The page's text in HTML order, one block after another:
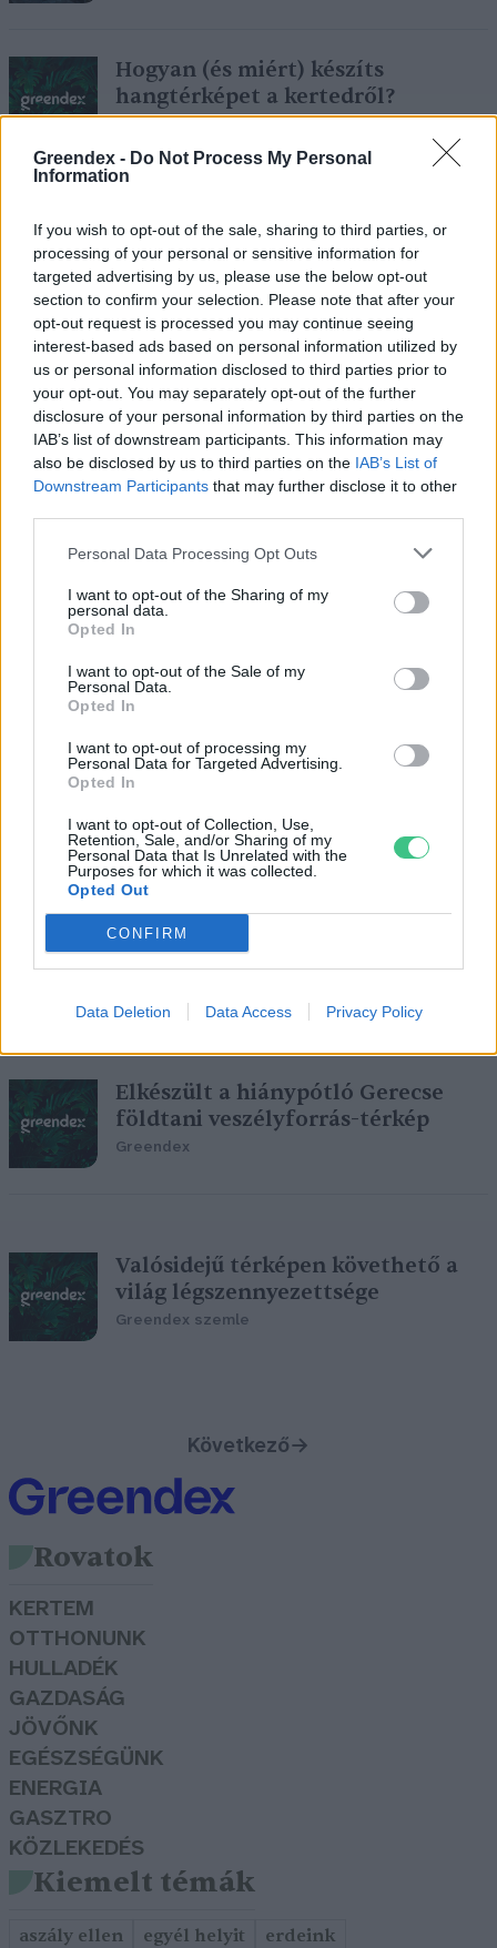
Greendex - Do Not Process My Personal
Information
If you wish to opt-out of the sale, sharing to third parties, or
processing of your personal or sensitive information for
targeted advertising by us, please use the below opt-out
section to confirm your selection. Please note that after your
opt-out request is processed you may continue seeing
interest-based ads based on personal information utilized by
us or personal information disclosed to third parties prior to
your opt-out. You may separately opt-out of the further
disclosure of your personal information by third parties on the
IAB’s list of downstream participants. This information may
also be disclosed by us to third parties on the IAB’s List of
Downstream Participants that may further disclose it to other
Personal Data Processing Opt Outs
I want to opt-out of the Sharing of my
personal data.
Opted In
I want to opt-out of the Sale of my
Personal Data.
Opted In
I want to opt-out of processing my
Personal Data for Targeted Advertising.
Opted In
I want to opt-out of Collection, Use,
Retention, Sale, and/or Sharing of my
Personal Data that Is Unrelated with the
Purposes for which it was collected.
Opted Out
CONFIRM
Data Deletion Data Access Privacy Policy
Hogyan (és miért) készíts
hangtérképet a kertedről?
található műanyaghulladékot az
űrből
Greendex
Már a levegőminőséget is
megjeleníti a Google Térkép
Greendex szemle
a Föld?
Greendex Szemle
Látványos térképeken az európai
nap- és szélerőművek
Különleges veszélyforrástérképpel
álltak elő az ELTE kutatói
Greendex szemle
Elkészült a hiánypótló Gerecse
földtani veszélyforrás-térkép
Greendex
Valósidejű térképen követhető a
világ légszennyezettsége
Greendex szemle
Következő→
Rovatok
KERTEM
OTTHONUNK
HULLADÉK
GAZDASÁG
JÖVŐNK
EGÉSZSÉGÜNK
ENERGIA
GASZTRO
KÖZLEKEDÉS
Kiemelt témák
aszály ellen egyél helyit erdeink